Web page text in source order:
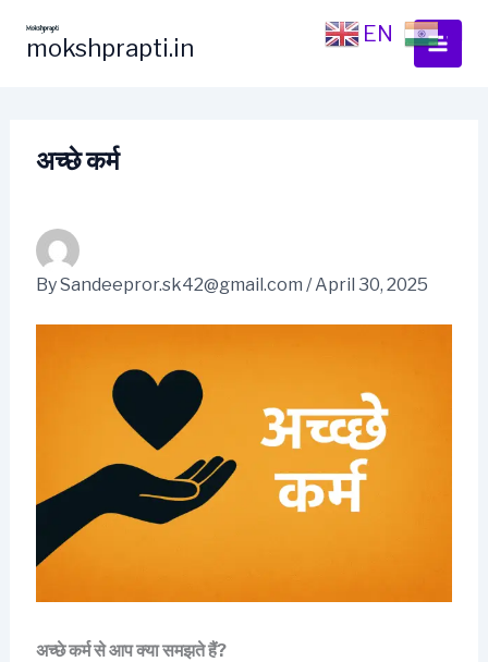
mokshprapti.in
अच्छे कर्म
BySandeepror.sk42@gmail.com /April 30, 2025
अच्छेकर्मसेआपक्यासमझतेहैं?
EN HI